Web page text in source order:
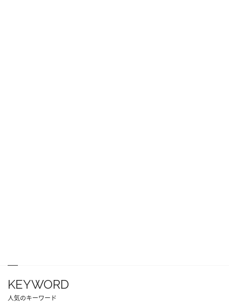
KEYWORD
人気のキーワード